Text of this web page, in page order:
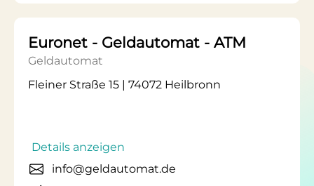
Euronet - Geldautomat - ATM
Geldautomat
Fleiner Straße 15 | 74072 Heilbronn
Details anzeigen
info@geldautomat.de